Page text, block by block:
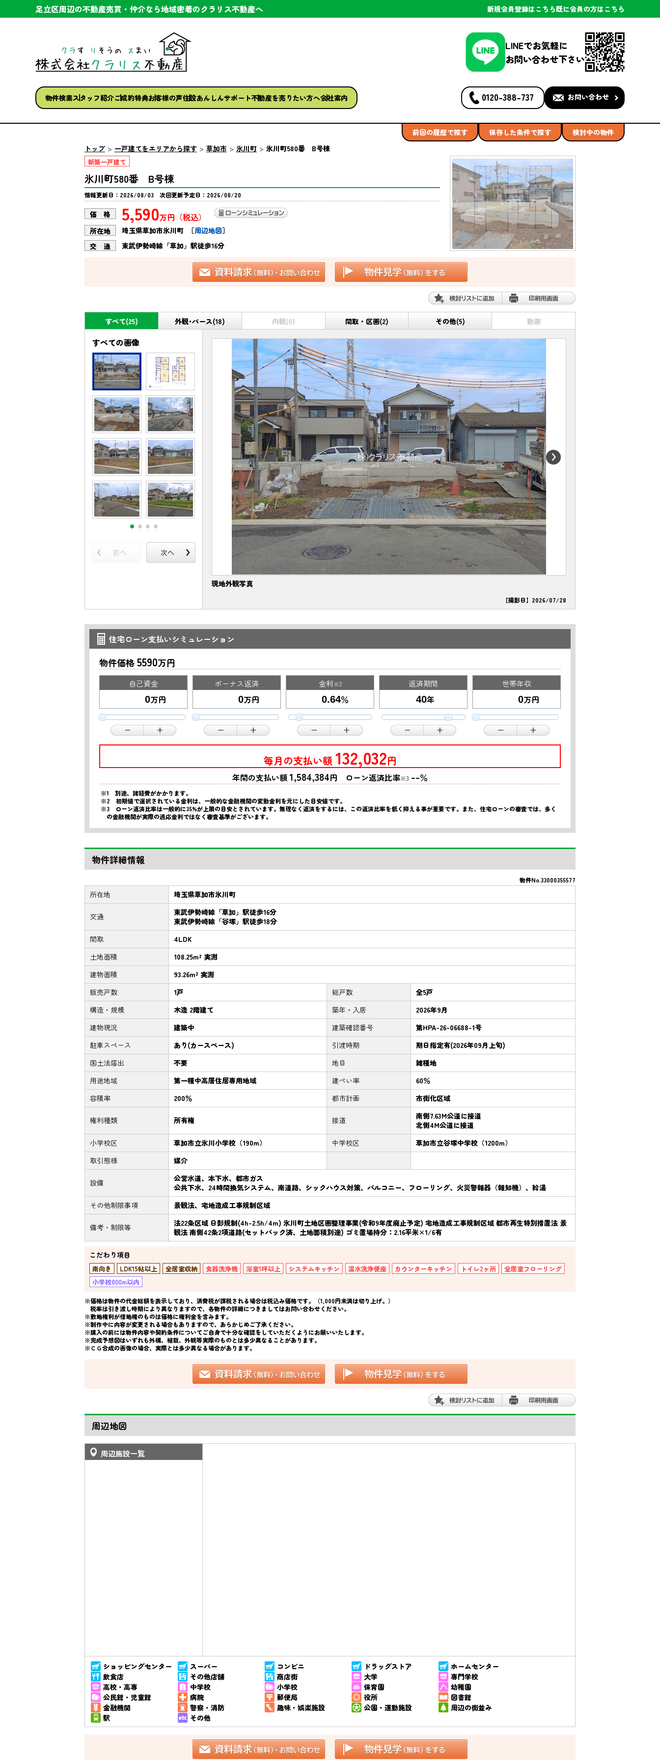
足立区周辺の不動産売買・仲介なら地域密着のクラリス不動産へ 新規会員登録はこちら既に会員の方はこちら
LINEでお気軽に
お問い合わせ下さい
物件検索スタッフ紹介ご成約特典お客様の声住設あんしんサポート不動産を売りたい方へ会社案内 0120-388-737 お問い合わせ
前回の履歴で探す 保存した条件で探す
検討中の物件
トップ
一戸建てをエリアから探す 草加市 氷川町 氷川町580番 B号棟
新築一戸建て
氷川町580番 B号棟
情報更新日：2026/08/03 次回更新予定日：2026/08/20
価 格 5,590万円（税込）
所在地 埼玉県草加市氷川町 ［周辺地図］
交 通
東武伊勢崎線「草加」駅徒歩16分
すべて(25) 外観･パース(18) 内観(0) 間取・区画(2) その他(5) 動画
すべての画像
現地外観写真
【撮影日】2026/07/28
住宅ローン支払いシミュレーション
物件価格5590万円
自己資金
万円
ボーナス返済
万円
金利※2
％
返済期間
年
世帯年収
万円
毎月の支払い額 132,032円
年間の支払い額1,584,384円 ローン返済比率※3 --％
※1 別途、諸経費がかかります。
※2 初期値で選択されている金利は、一般的な金融機関の変動金利を元にした目安値です。
※3 ローン返済比率は一般的に35%が上限の目安とされています。無理なく返済をするには、この返済比率を低く抑える事が重要です。また、住宅ローンの審査では、多く
の金融機関が実際の適応金利ではなく審査基準がございます。
物件詳細情報
物件No.33000355577
所在地 埼玉県草加市氷川町
交通
東武伊勢崎線「草加」駅徒歩16分
東武伊勢崎線「谷塚」駅徒歩18分
間取
4LDK
土地面積
108.25m² 実測
建物面積
93.26m² 実測
販売戸数
1戸 総戸数
全5戸
構造・規模
木造 2階建て 築年・入居
2026年9月
建物現況
建築中 建築確認番号
第HPA-26-06688-1号
駐車スペース
あり(カースペース) 引渡時期
期日指定有(2026年09月上旬)
国土法届出
不要 地目
雑種地
用途地域
第一種中高層住居専用地域 建ぺい率
60％
容積率
200％ 都市計画 市街化区域
権利種類 所有権 接道
南側7.63M公道に接道
北側4M公道に接道
小学校区
草加市立氷川小学校（190m） 中学校区
草加市立谷塚中学校（1200m）
取引態様
媒介
設備
公営水道、本下水、都市ガス
公共下水、24時間換気システム、南道路、シックハウス対策、バルコニー、フローリング、火災警報器（報知機）、給湯
その他制限事項
景観法、宅地造成工事規制区域
備考・制限等
法22条区域 日影規制(4h-2.5h/4m) 氷川町土地区画整理事業(令和9年度廃止予定) 宅地造成工事規制区域 都市再生特別措置法 景
観法 南側42条2項道路(セットバック済、土地面積別途) ゴミ置場持分：2.16平米×1/6有
こだわり項目
南向き LDK15帖以上 全居室収納 食器洗浄機 浴室1坪以上 システムキッチン 温水洗浄便座 カウンターキッチン トイレ2ヶ所
全居室フローリング
小学校800m以内
※価格は物件の代金総額を表示しており、消費税が課税される場合は税込み価格です。（1,000円未満は切り上げ。）
税率は引き渡し時期により異なりますので、各物件の詳細につきましてはお問い合わせください。
※敷地権利が借地権のものは価格に権利金を含みます。
※制作中に内容が変更される場合もありますので、あらかじめご了承ください。
※購入の前には物件内容や契約条件についてご自身で十分な確認をしていただくようにお願いいたします。
※完成予想図はいずれも外構、植栽、外観等実際のものとは多少異なることがあります。
※ＣＧ合成の画像の場合、実際とは多少異なる場合があります。
周辺地図
周辺施設一覧
ショッピングセンター スーパー コンビニ ドラッグストア
ホームセンター
飲食店
その他店舗 商店街 大学
専門学校
高校・高専
中学校 小学校 保育園
幼稚園
公民館・児童館
病院 郵便局 役所
図書館
金融機関
警察・消防 趣味・娯楽施設 公園・運動施設
周辺の街並み
駅
その他